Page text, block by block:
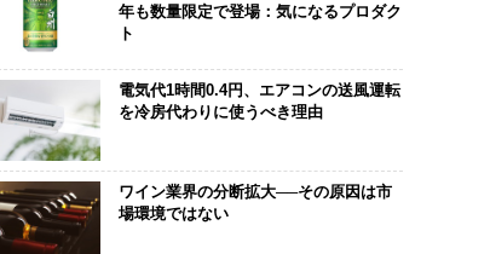
年も数量限定で登場：気になるプロダク
ト
電気代1時間0.4円、エアコンの送風運転
を冷房代わりに使うべき理由
ワイン業界の分断拡大──その原因は市
場環境ではない